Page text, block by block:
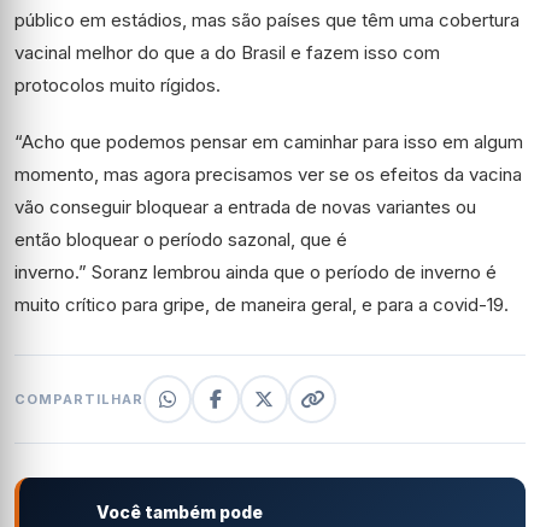
público em estádios, mas são países que têm uma cobertura
vacinal melhor do que a do Brasil e fazem isso com
protocolos muito rígidos.
“Acho que podemos pensar em caminhar para isso em algum
momento, mas agora precisamos ver se os efeitos da vacina
vão conseguir bloquear a entrada de novas variantes ou
então bloquear o período sazonal, que é
inverno.” Soranz lembrou ainda que o período de inverno é
muito crítico para gripe, de maneira geral, e para a covid-19.
COMPARTILHAR
Você também pode